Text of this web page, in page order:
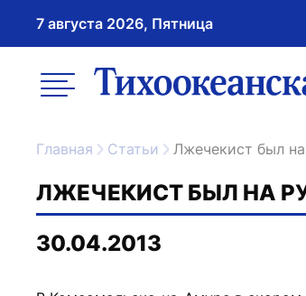
7 августа 2026, Пятница
меню
Главная Статьи Лжечекист был
ЛЖЕЧЕКИСТ БЫЛ НА
30.04.2013